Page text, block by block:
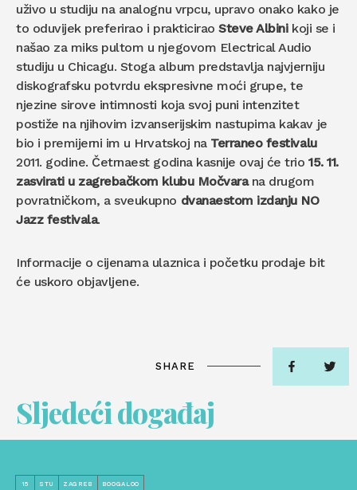
uživo u studiju na analognu vrpcu, upravo onako kako je
to oduvijek preferirao i prakticiraoSteve Albinikoji se i
našao za miks pultom u njegovom Electrical Audio
studiju u Chicagu. Stoga album predstavlja najvjerniju
diskografsku potvrdu ekspresivne moći grupe, te
njezine sirove intimnosti koja svoj puni intenzitet
postiže na njihovim izvanserijskim nastupima kakav je
bio i premijerni im u Hrvatskoj na Terraneo festivalu
2011. godine. Četrnaest godina kasnije ovaj će trio15. 11.
zasvirati u zagrebačkom klubu Močvarana drugom
povratničkom, a sveukupno dvanaestom izdanju NO
Jazz festivala.
Informacije o cijenama ulaznica i početku prodaje bit
će uskoro objavljene.
SHARE
Sljedeći događaj
15 STU ZAGREB BOOGALOO